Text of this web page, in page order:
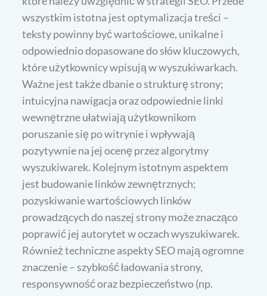
wszystkim istotna jest optymalizacja treści –
teksty powinny być wartościowe, unikalne i
odpowiednio dopasowane do słów kluczowych,
które użytkownicy wpisują w wyszukiwarkach.
Ważne jest także dbanie o strukturę strony;
intuicyjna nawigacja oraz odpowiednie linki
wewnętrzne ułatwiają użytkownikom
poruszanie się po witrynie i wpływają
pozytywnie na jej ocenę przez algorytmy
wyszukiwarek. Kolejnym istotnym aspektem
jest budowanie linków zewnętrznych;
pozyskiwanie wartościowych linków
prowadzących do naszej strony może znacząco
poprawić jej autorytet w oczach wyszukiwarek.
Również techniczne aspekty SEO mają ogromne
znaczenie – szybkość ładowania strony,
responsywność oraz bezpieczeństwo (np.